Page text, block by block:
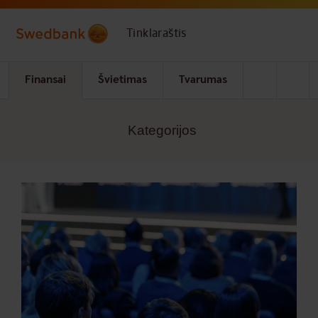
Skip to main content
Tinklaraštis
Finansai Švietimas Tvarumas
Kategorijos